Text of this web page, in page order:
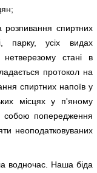
спиртних
парку, усіх видах
стані в
протокол на
спиртних напоїв у
місцях у п'яному
собою попередження
неоподатковуваних
водночас. Наша біда